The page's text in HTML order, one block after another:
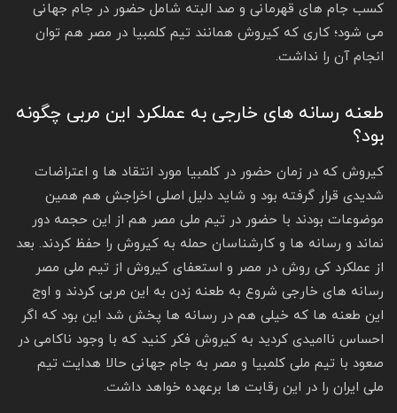
کسب جام های قهرمانی و صد البته شامل حضور در جام جهانی
می شود؛ کاری که کیروش همانند تیم کلمبیا در مصر هم توان
انجام آن را نداشت.
طعنه رسانه های خارجی به عملکرد این مربی چگونه
بود؟
کیروش که در زمان حضور در کلمبیا مورد انتقاد ها و اعتراضات
شدیدی قرار گرفته بود و شاید دلیل اصلی اخراجش هم همین
موضوعات بودند با حضور در تیم ملی مصر هم از این حجمه دور
نماند و رسانه ها و کارشناسان حمله به کیروش را حفظ کردند. بعد
از عملکرد کی روش در مصر و استعفای کیروش از تیم ملی مصر
رسانه های خارجی شروع به طعنه زدن به این مربی کردند و اوج
این طعنه ها که خیلی هم در رسانه ها پخش شد این بود که اگر
احساس ناامیدی کردید به کیروش فکر کنید که با وجود ناکامی در
صعود با تیم ملی کلمبیا و مصر به جام جهانی حالا هدایت تیم
ملی ایران را در این رقابت ها برعهده خواهد داشت.